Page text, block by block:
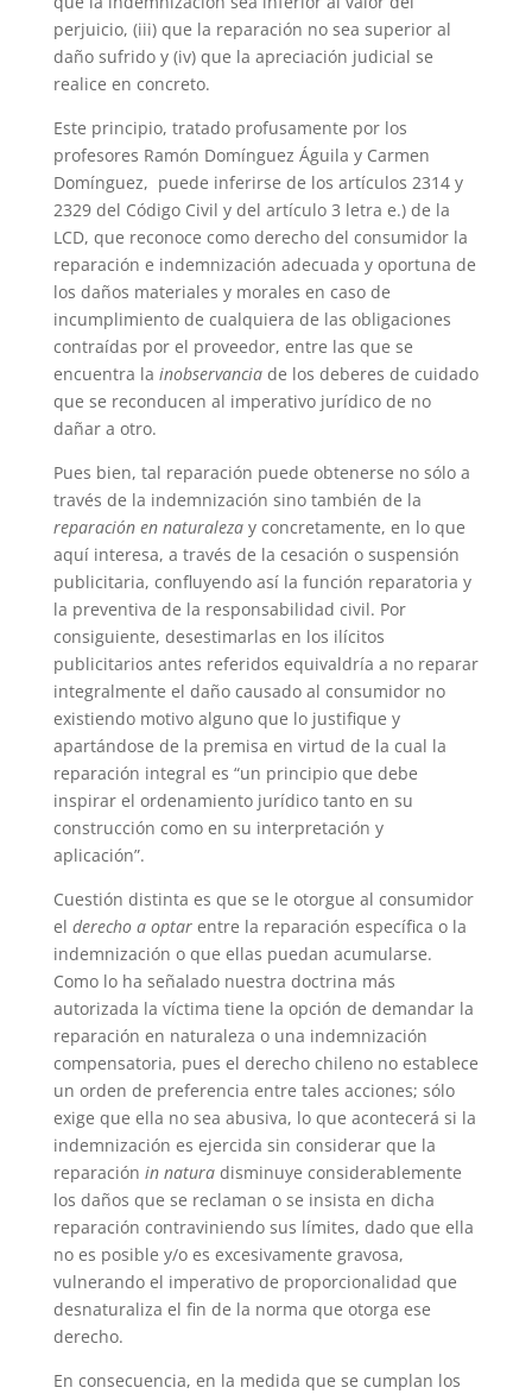
perjuicio, (iii) que la reparación no sea superior al
daño sufrido y (iv) que la apreciación judicial se
realice en concreto.
Este principio, tratado profusamente por los
profesores Ramón Domínguez Águila y Carmen
Domínguez, puede inferirse de los artículos 2314 y
2329 del Código Civil y del artículo 3 letra e.) de la
LCD, que reconoce como derecho del consumidor la
reparación e indemnización adecuada y oportuna de
los daños materiales y morales en caso de
incumplimiento de cualquiera de las obligaciones
contraídas por el proveedor, entre las que se
encuentra la inobservanciade los deberes de cuidado
que se reconducen al imperativo jurídico de no
dañar a otro.
Pues bien, tal reparación puede obtenerse no sólo a
través de la indemnización sino también de la
reparación en naturalezay concretamente, en lo que
aquí interesa, a través de la cesación o suspensión
publicitaria, confluyendo así la función reparatoria y
la preventiva de la responsabilidad civil. Por
consiguiente, desestimarlas en los ilícitos
publicitarios antes referidos equivaldría a no reparar
integralmente el daño causado al consumidor no
existiendo motivo alguno que lo justifique y
apartándose de la premisa en virtud de la cual la
reparación integral es “un principio que debe
inspirar el ordenamiento jurídico tanto en su
construcción como en su interpretación y
aplicación”.
Cuestión distinta es que se le otorgue al consumidor
el derecho a optarentre la reparación específica o la
indemnización o que ellas puedan acumularse.
Como lo ha señalado nuestra doctrina más
autorizada la víctima tiene la opción de demandar la
reparación en naturaleza o una indemnización
compensatoria, pues el derecho chileno no establece
un orden de preferencia entre tales acciones; sólo
exige que ella no sea abusiva, lo que acontecerá si la
indemnización es ejercida sin considerar que la
reparación in naturadisminuye considerablemente
los daños que se reclaman o se insista en dicha
reparación contraviniendo sus límites, dado que ella
no es posible y/o es excesivamente gravosa,
vulnerando el imperativo de proporcionalidad que
desnaturaliza el fin de la norma que otorga ese
derecho.
En consecuencia, en la medida que se cumplan los